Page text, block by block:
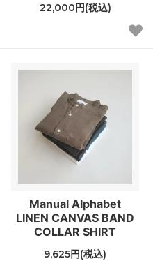
22,000円(税込)
Manual Alphabet
LINEN CANVAS BAND
COLLAR SHIRT
9,625円(税込)